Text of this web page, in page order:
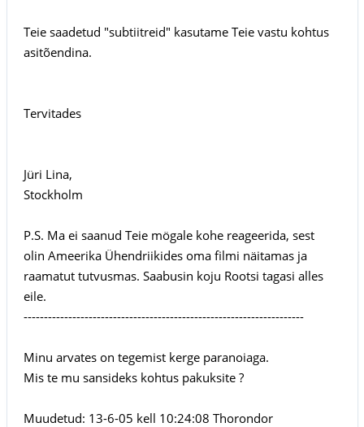
Teie saadetud "subtiitreid" kasutame Teie vastu kohtus
asitõendina.
Tervitades
Jüri Lina,
Stockholm
P.S. Ma ei saanud Teie mögale kohe reageerida, sest
olin Ameerika Ühendriikides oma filmi näitamas ja
raamatut tutvusmas. Saabusin koju Rootsi tagasi alles
eile.
---------------------------------------------------------------------
Minu arvates on tegemist kerge paranoiaga.
Mis te mu sansideks kohtus pakuksite ?
Muudetud: 13-6-05 kell 10:24:08 Thorondor